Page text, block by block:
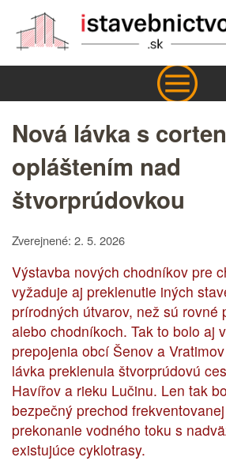
Nová lávka s
opláštením nad
štvorprúdovkou
Zverejnené: 2. 5. 2026
Výstavba nových chodníkov pre
vyžaduje aj preklenutie iných
prírodných útvarov, než sú rovné
alebo chodníkoch. Tak to bolo aj
prepojenia obcí Šenov a
lávka preklenula štvorprúdovú
Havířov a rieku Lučinu. Len tak
bezpečný prechod
prekonanie vodného toku s
existujúce cyklotrasy.